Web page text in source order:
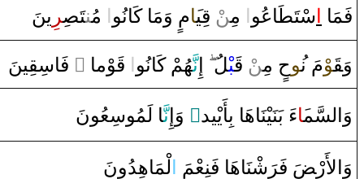
فَمَا‌
سْتَ‍‍طَ‍‍اعُو ‌ مِ‍‌‍ن قِ‍‍ي‍‍َ‍ام ‌ ‌وَمَا‌ كَانُو ‌ مُ‍‌‍ن‍‍تَ‍‍صِ‍‍ر ِينَ
وَ‍قَ‍‍وْمَ ن‍‍ُ‍وح ‌ مِ‍‌‍ن قَ‍‍بْ‍‍لُ ‌إِنَّ‍‍هُمْ كَانُو قَ‍‍وْما‌ ‌ ً ‌ فَاسِ‍‍قِ‍‍ينَ
وَ‌السَّم‍‍َ‍ا‌ءَ‌ بَنَيْنَاهَا‌ بِأَيْيد‌ٍ ‌ ‌وَ‌إِنَّ‍‍ا‌ لَمُوسِعُونَ
وَ‌الأَ‌رْ‍ضَ فَ‍رَشْنَاهَا‌ فَنِعْمَ لْمَاهِدُ‌ونَ